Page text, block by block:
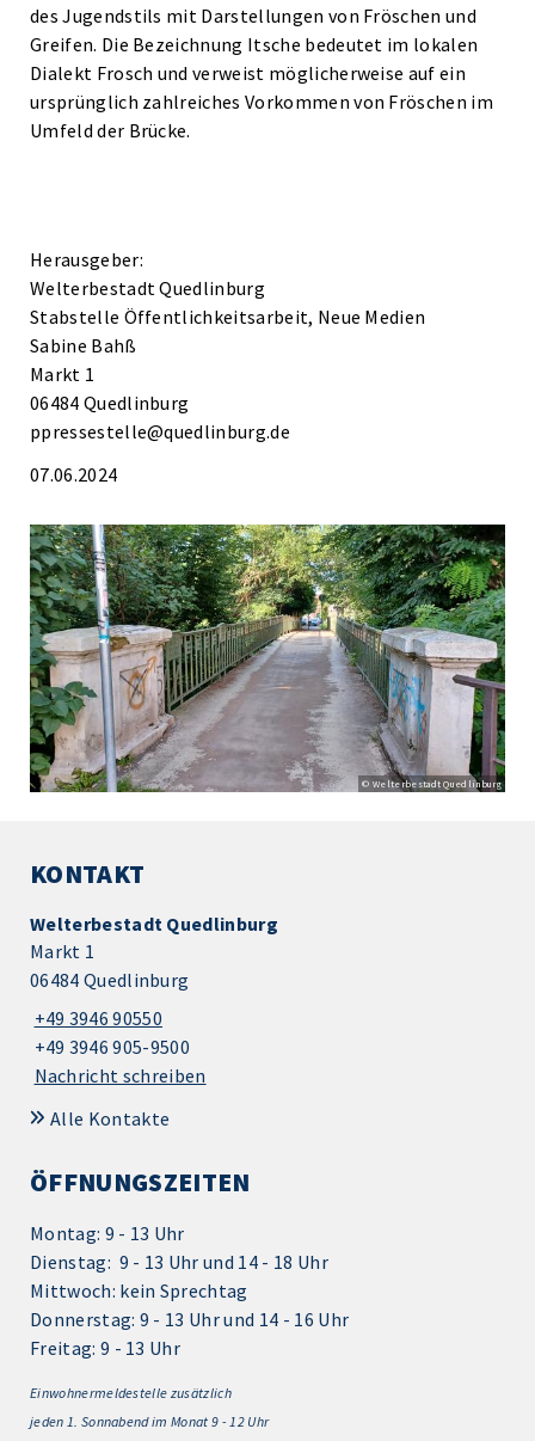
des Jugendstils mit Darstellungen von Fröschen und
Greifen. Die Bezeichnung Itsche bedeutet im lokalen
Dialekt Frosch und verweist möglicherweise auf ein
ursprünglich zahlreiches Vorkommen von Fröschen im
Umfeld der Brücke.
Herausgeber:
Welterbestadt Quedlinburg
Stabstelle Öffentlichkeitsarbeit, Neue Medien
Sabine Bahß
Markt 1
06484 Quedlinburg
ppressestelle@quedlinburg.de
07.06.2024
© Welterbestadt Quedlinburg
KONTAKT
Welterbestadt Quedlinburg
Markt 1
06484 Quedlinburg
+49 3946 90550
+49 3946 905-9500
Nachricht schreiben
Alle Kontakte
ÖFFNUNGSZEITEN
Montag: 9 - 13 Uhr
Dienstag: 9 - 13 Uhr und 14 - 18 Uhr
Mittwoch: kein Sprechtag
Donnerstag: 9 - 13 Uhr und 14 - 16 Uhr
Freitag: 9 - 13 Uhr
Einwohnermeldestelle zusätzlich
jeden 1. Sonnabend im Monat 9 - 12 Uhr